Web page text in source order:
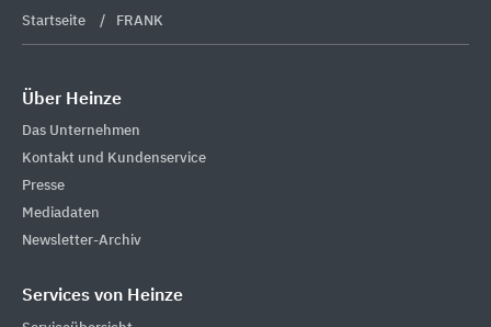
Startseite FRANK
Über Heinze
Das Unternehmen
Kontakt und Kundenservice
Presse
Mediadaten
Newsletter-Archiv
Services von Heinze